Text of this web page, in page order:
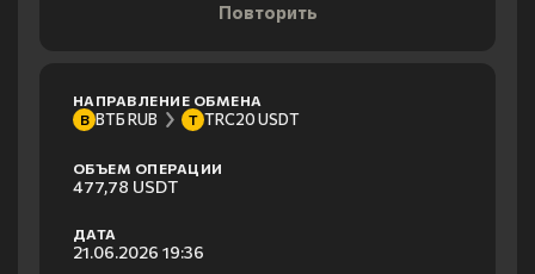
Повторить
НАПРАВЛЕНИЕ ОБМЕНА
В ВТБ RUB T TRC20 USDT
ОБЪЕМ ОПЕРАЦИИ
477,78 USDT
ДАТА
21.06.2026 19:36